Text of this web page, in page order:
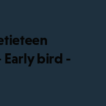
Early bird -